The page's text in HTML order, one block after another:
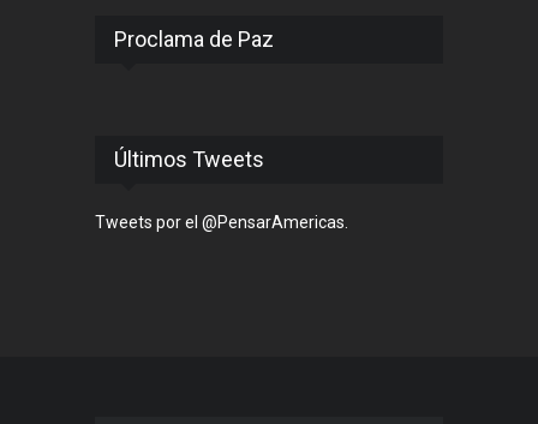
Proclama de Paz
Últimos Tweets
Tweets por el @PensarAmericas.